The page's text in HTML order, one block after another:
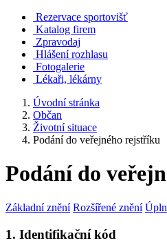
Rezervace sportovišť
Katalog firem
Zpravodaj
Hlášení rozhlasu
Fotogalerie
Lékaři, lékárny
Úvodní stránka
Občan
Životní situace
Podání do veřejného rejstříku
Podání do
Základní znění Rozšířené znění
1. Identifikační kód